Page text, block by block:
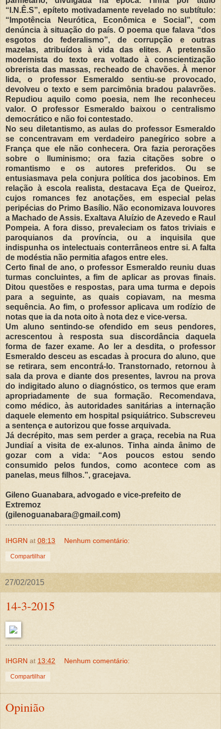
“I.N.Ê.S”, epíteto motivadamente revelado no subtítulo:
“Impotência Neurótica, Econômica e Social”, com
denúncia à situação do país. O poema que falava “dos
esgotos do federalismo”, de corrupção e outras
mazelas, atribuídos à vida das elites. A pretensão
modernista do texto era voltado à conscientização
obrerista das massas, recheado de chavões. À menor
lida, o professor Esmeraldo sentiu-se provocado,
devolveu o texto e sem parcimônia bradou palavrões.
Repudiou aquilo como poesia, nem lhe reconheceu
valor. O professor Esmeraldo baixou o centralismo
democrático e não foi contestado.
No seu diletantismo, as aulas do professor Esmeraldo
se concentravam em verdadeiro panegírico sobre a
França que ele não conhecera. Ora fazia perorações
sobre o Iluminismo; ora fazia citações sobre o
romantismo e os autores preferidos. Ou se
entusiasmava pela conjura política dos jacobinos. Em
relação à escola realista, destacava Eça de Queiroz,
cujos romances fez anotações, em especial pelas
peripécias do Primo Basílio. Não economizava louvores
a Machado de Assis. Exaltava Aluízio de Azevedo e Raul
Pompeia. A fora disso, prevaleciam os fatos triviais e
paroquianos da província, ou a inquisila que
indispunha os intelectuais conterrâneos entre si. A falta
de modéstia não permitia afagos entre eles.
Certo final de ano, o professor Esmeraldo reuniu duas
turmas concluintes, a fim de aplicar as provas finais.
Ditou questões e respostas, para uma turma e depois
para a seguinte, as quais copiavam, na mesma
sequência. Ao fim, o professor aplicava um rodízio de
notas que ia da nota oito à nota dez e vice-versa.
Um aluno sentindo-se ofendido em seus pendores,
acrescentou à resposta sua discordância daquela
forma de fazer exame. Ao ler a desdita, o professor
Esmeraldo desceu as escadas à procura do aluno, que
se retirara, sem encontrá-lo. Transtornado, retornou à
sala da prova e diante dos presentes, lavrou na prova
do indigitado aluno o diagnóstico, os termos que eram
apropriadamente de sua formação. Recomendava,
como médico, às autoridades sanitárias a internação
daquele elemento em hospital psiquiátrico. Subscreveu
a sentença e autorizou que fosse arquivada.
Já decrépito, mas sem perder a graça, recebia na Rua
Jundiaí a visita de ex-alunos. Tinha ainda ânimo de
gozar com a vida: “Aos poucos estou sendo
consumido pelos fundos, como acontece com as
panelas, meus filhos.”, gracejava.
Gileno Guanabara, advogado e vice-prefeito de
Extremoz
(gilenoguanabara@gmail.com)
IHGRN at 08:13 Nenhum comentário:
Compartilhar
27/02/2015
14-3-2015
IHGRN at 13:42 Nenhum comentário:
Compartilhar
Opinião